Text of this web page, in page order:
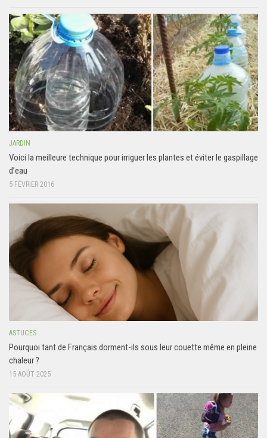
JARDIN
Voici la meilleure technique pour irriguer les plantes et éviter le gaspillage
d’eau
5 FÉVRIER 2016
ASTUCES
Pourquoi tant de Français dorment-ils sous leur couette même en pleine
chaleur ?
15 AOÛT 2025